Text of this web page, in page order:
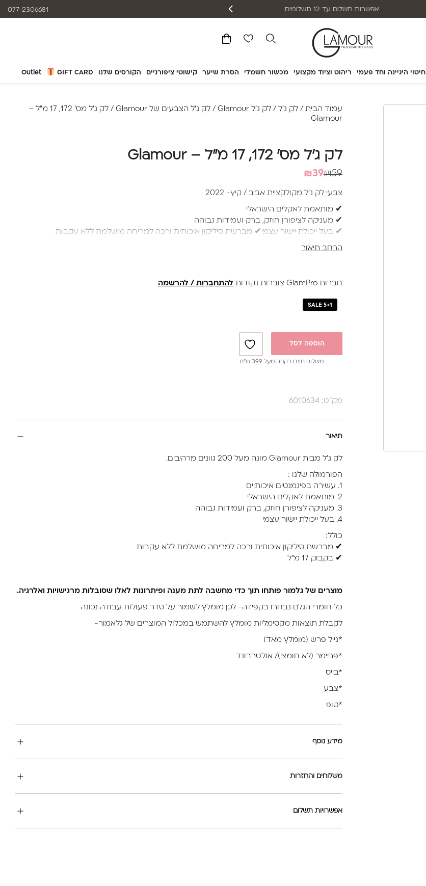
חיטוי היגיינה וחד פעמי ריהוט וציוד מקצועי מכשור חשמלי הסרת שיער קישוטי ציפורניים הקורסים שלנו GIFT CARD
Outlet
077-2306681 אפשרות תשלום עד 12 תשלומים
עמוד הבית / לק ג'ל / לק ג'ל Glamour / לק ג'ל הצבעים של Glamour
/ לק ג'ל מס' 172, 17 מ"ל –
Glamour
לק ג'ל מס' 172, 17 מ"ל – Glamour
₪59
המחיר
היה:
₪59.
₪39
המחיר
הוא:
₪39.
צבעי לק ג’ל מקולקציית אביב / קיץ- 2022
✔ מותאמת לאקלים הישראלי
✔ מעניקה לציפורן חוזק, ברק ועמידות גבוהה
✔ בעל ייכולת יישור עצמי✔ מברשת סיליקון איכותית ורכה למריחה מושלמת ללא עקבות
הרחב תיאור
חברות GlamPro צוברות נקודות להתחברות / להרשמה
SALE 5+1
הוספה לסל
משלוח חינם בקניה מעל 399 ש”ח
מק"ט: 6010634
תיאור
לק ג’ל מבית Glamour מונה מעל 200 גוונים מרהיבים.
הפורמולה שלנו :
1. עשירה בפיגמנטים איכותיים
2. מותאמת לאקלים הישראלי
3. מעניקה לציפורן חוזק, ברק ועמידות גבוהה
4. בעל ייכולת יישור עצמי
כולל:
✔ מברשת סיליקון איכותית ורכה למריחה מושלמת ללא עקבות
✔ בקבוק 17 מ”ל
מוצרים של גלמור פותחו תוך כדי מחשבה לתת מענה ופיתרונות לאלו שסובלות מרגישויות ואלרגיה.
כל חומרי הגלם נבחרו בקפידה- לכן מומלץ לשמור על סדר פעולות עבודה נכונה
לקבלת תוצאות מקסימליות מומלץ להשתמש במכלול המוצרים של גלאמור-
*נייל פרש (מומלץ מאד)
*פריימר (לא חומצי)/ אולטרבונד
*בייס
*צבע
*טופ
מידע נוסף
משלוחים והחזרות
אפשרויות תשלום